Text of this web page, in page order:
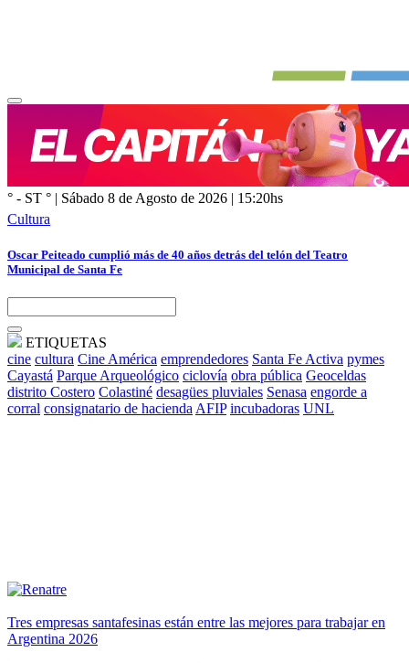
° - ST ° | Sábado 8 de Agosto de 2026 | 15:20hs
Etiqueta:empleado municipal
Cultura
Oscar Peiteado cumplió más de 40 años detrás del telón del Teatro
Municipal de Santa Fe
ETIQUETAS
cine cultura Cine América emprendedores Santa Fe Activa pymes
Cayastá Parque Arqueológico ciclovía obra pública Geoceldas
distrito Costero Colastiné desagües pluviales Senasa engorde a
corral consignatario de hacienda AFIP incubadoras UNL
Tres empresas santafesinas están entre las mejores para trabajar en
Argentina 2026